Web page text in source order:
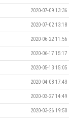
2020-07-09 13:36
2020-07-02 13:18
2020-06-22 11:56
2020-06-17 15:17
2020-05-13 15:05
2020-04-08 17:43
2020-03-27 14:49
2020-03-26 19:50